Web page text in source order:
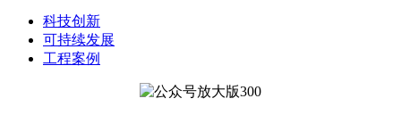
科技创新
可持续发展
工程案例